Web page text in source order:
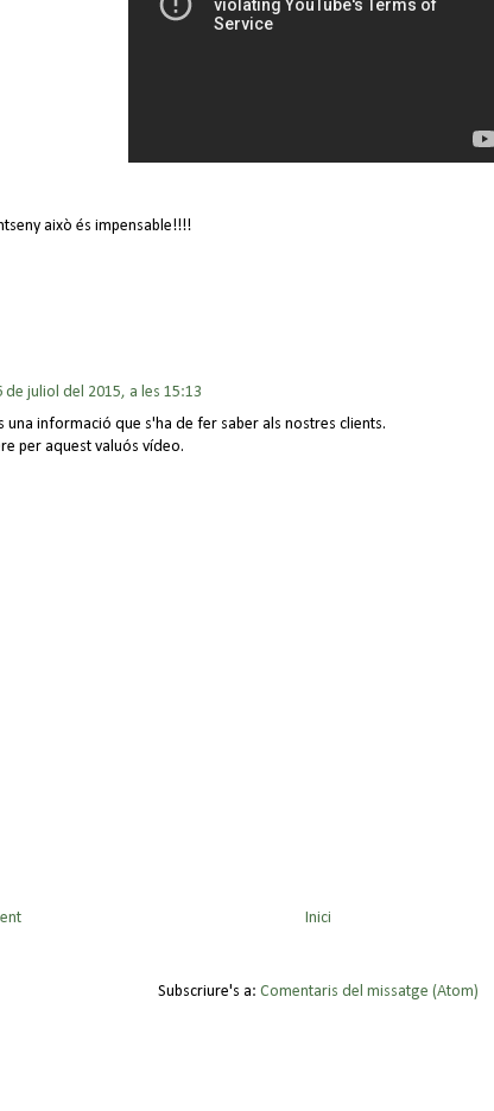
això és impensable!!!!
de juliol del 2015, a les 15:13
una informació que s'ha de fer saber als nostres clients.
per aquest valuós vídeo.
Inici
Subscriure's a: Comentaris del missatge (Atom)